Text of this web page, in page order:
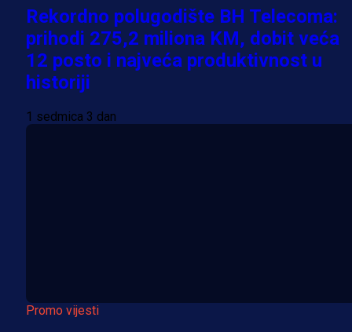
Rekordno polugodište BH Telecoma:
prihodi 275,2 miliona KM, dobit veća
12 posto i najveća produktivnost u
historiji
1 sedmica 3 dan
Promo vijesti